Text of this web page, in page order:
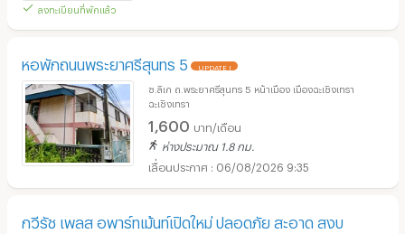
ลงทะเบียนที่พักแล้ว
หอพักถนนพระยาศรีสุนทร 5 UPDATE !
ซ.ลิเก ถ.พระยาศรีสุนทร 5 หน้าเมือง เมืองฉะเชิงเทรา
ฉะเชิงเทรา
1,600 บาท/เดือน
ห่างประมาณ 1.8 กม.
06/08/2026 9:35
กวีรัช เพลส อพาร์ทเม้นท์เปิดใหม่ ปลอดภัย สะอาด สงบ